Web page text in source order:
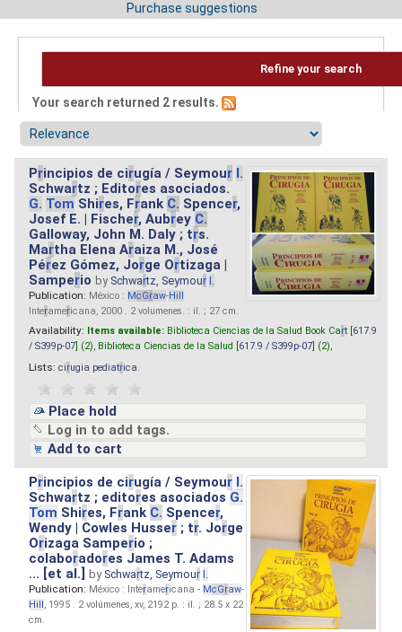
Purchase suggestions
Refine your search
Your search returned 2 results.
Principios de cirugía / Seymour I.
Schwartz ; Editores asociados.
G. Tom Shires, Frank C. Spencer,
Josef E. | Fischer, Aubrey C.
Galloway, John M. Daly ; trs.
Martha Elena Araiza M., José
Pérez Gómez, Jorge Ortizaga |
Samperio by Schwartz, Seymour I.
Publication: México : McGraw-Hill
Interamericana, 2000 . 2 volumenes. : il. ; 27 cm.
Availability: Items available: Biblioteca Ciencias de la Salud Book Cart [ 617.9
/ S399p-07 ] (2), Biblioteca Ciencias de la Salud [ 617.9 / S399p-07 ] (2),
Lists: cirugia pediatrica
Place hold
Log in to add tags.
Add to cart
Principios de cirugía / Seymour I.
Schwartz ; editores asociados G.
Tom Shires, Frank C. Spencer,
Wendy | Cowles Husser ; tr. Jorge
Orizaga Samperio ;
colaboradores James T. Adams
... [et al.]by Schwartz, Seymour I.
Publication: México : Interamericana - McGraw-
Hill, 1995 . 2 volúmenes, xv, 2192 p. : il. ; 28.5 x 22
cm.